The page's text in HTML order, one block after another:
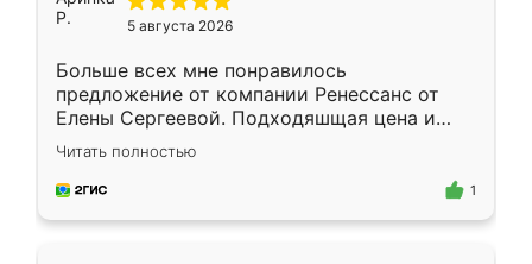
5 августа 2026
Больше всех мне понравилось
предложение от компании Ренессанс от
Елены Сергеевой. Подходяшщая цена и
короткие сроки изготовления. Приехавший
для замера сотрудник Владислав
предложил по моему эскизу самый
Читать полностью
1